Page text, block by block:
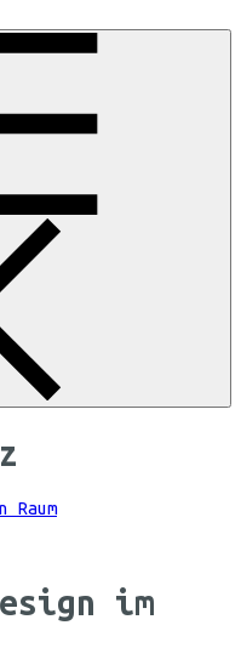
Raum
im